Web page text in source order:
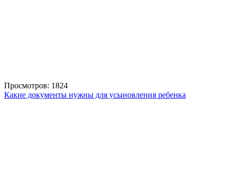
Просмотров: 1824
Какие документы нужны для усыновления ребенка